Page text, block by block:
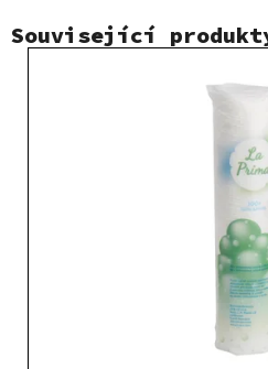
Související